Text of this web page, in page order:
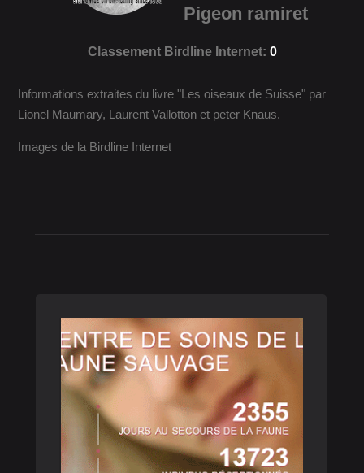
Pigeon ramiret
Classement Birdline Internet: 0
Informations extraites du livre "Les oiseaux de Suisse" par
Lionel Maumary, Laurent Vallotton et peter Knaus.
Images de la Birdline Internet